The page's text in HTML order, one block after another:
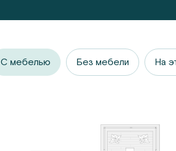
С мебелью Без мебели На